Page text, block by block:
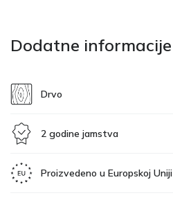
Dodatne informacije
Drvo
2 godine jamstva
Proizvedeno u Europskoj Uniji